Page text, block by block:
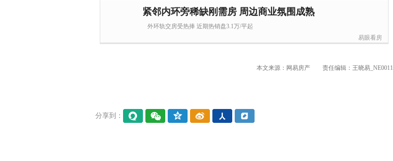
紧邻内环旁稀缺刚需房 周边商业氛围成熟
外环轨交房受热捧 近期热销盘3.1万/平起
易眼看房
本文来源：网易房产 责任编辑：王晓易_NE0011
分享到：